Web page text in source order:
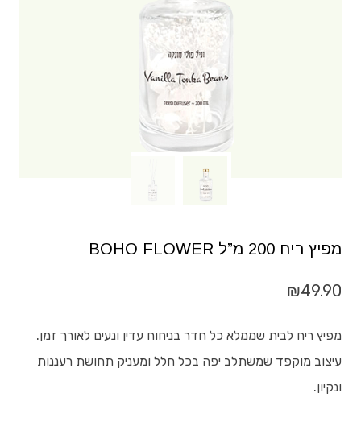
מפיץ ריח 200 מ”ל BOHO FLOWER
₪49.90
מפיץ ריח לבית שממלא כל חדר בניחוח עדין ונעים לאורך זמן.
עיצוב מוקפד שמשתלב יפה בכל חלל ומעניק תחושת רעננות
ונקיון.